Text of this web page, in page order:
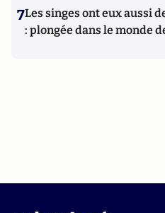
7Les singes ont eux aussi
: plongée dans le monde